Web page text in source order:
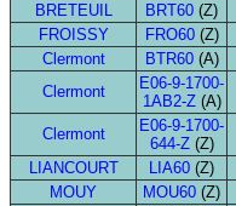
BRETEUIL
BRT60 (Z)
FROISSY
FRO60(Z)
Clermont
BTR60(A)
Clermont
E06-9-1700-
1AB2-Z(A)
Clermont
E06-9-1700-
644-Z(Z)
LIANCOURT
LIA60 (Z)
MOUY
MOU60 (Z)